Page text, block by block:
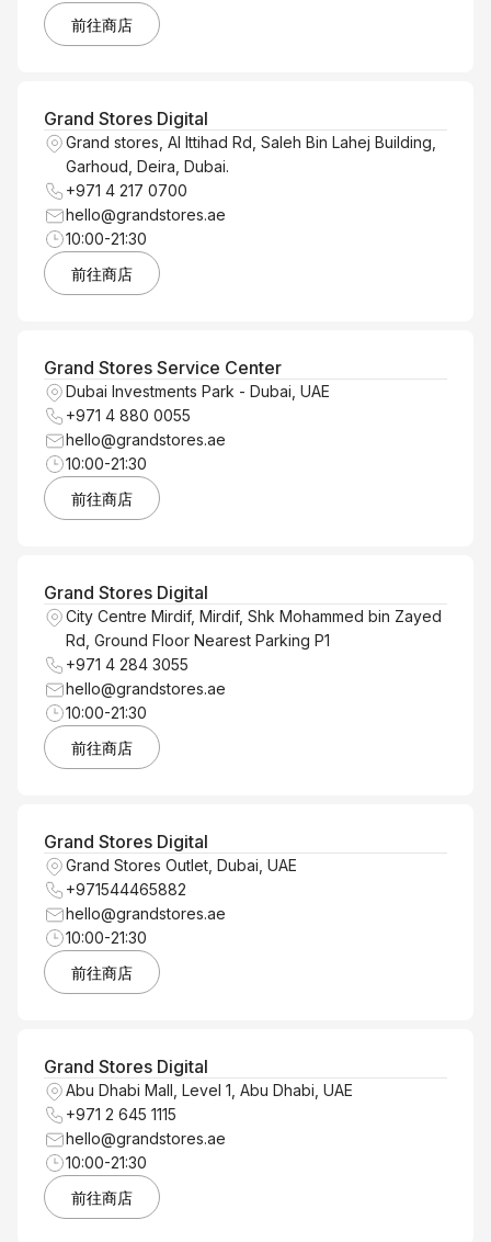
前往商店
Grand Stores Digital
Grand stores, Al Ittihad Rd, Saleh Bin Lahej Building,
Garhoud, Deira, Dubai.
+971 4 217 0700
hello@grandstores.ae
10:00-21:30
前往商店
Grand Stores Service Center
Dubai Investments Park - Dubai, UAE
+971 4 880 0055
hello@grandstores.ae
10:00-21:30
前往商店
Grand Stores Digital
City Centre Mirdif, Mirdif, Shk Mohammed bin Zayed
Rd, Ground Floor Nearest Parking P1
+971 4 284 3055
hello@grandstores.ae
10:00-21:30
前往商店
Grand Stores Digital
Grand Stores Outlet, Dubai, UAE
+971544465882
hello@grandstores.ae
10:00-21:30
前往商店
Grand Stores Digital
Abu Dhabi Mall, Level 1, Abu Dhabi, UAE
+971 2 645 1115
hello@grandstores.ae
10:00-21:30
前往商店